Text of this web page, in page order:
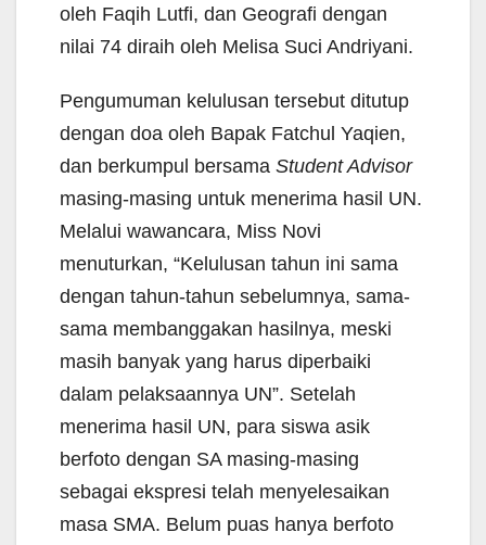
oleh Faqih Lutfi, dan Geografi dengan
nilai 74 diraih oleh Melisa Suci Andriyani.
Pengumuman kelulusan tersebut ditutup
dengan doa oleh Bapak Fatchul Yaqien,
dan berkumpul bersama Student Advisor
masing-masing untuk menerima hasil UN.
Melalui wawancara, Miss Novi
menuturkan, “Kelulusan tahun ini sama
dengan tahun-tahun sebelumnya, sama-
sama membanggakan hasilnya, meski
masih banyak yang harus diperbaiki
dalam pelaksaannya UN”. Setelah
menerima hasil UN, para siswa asik
berfoto dengan SA masing-masing
sebagai ekspresi telah menyelesaikan
masa SMA. Belum puas hanya berfoto